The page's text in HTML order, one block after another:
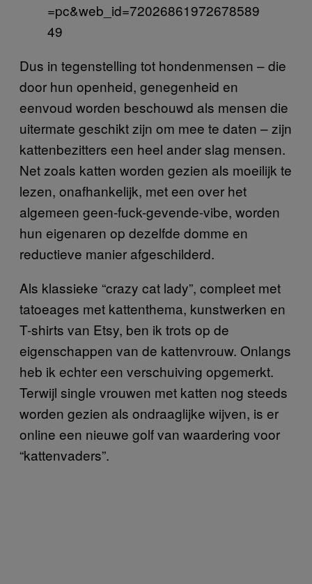
=pc&web_id=72026861972678589
49
Dus in tegenstelling tot hondenmensen – die
door hun openheid, genegenheid en
eenvoud worden beschouwd als mensen die
uitermate geschikt zijn om mee te daten – zijn
kattenbezitters een heel ander slag mensen.
Net zoals katten worden gezien als moeilijk te
lezen, onafhankelijk, met een over het
algemeen geen-fuck-gevende-vibe, worden
hun eigenaren op dezelfde domme en
reductieve manier afgeschilderd.
Als klassieke “crazy cat lady”, compleet met
tatoeages met kattenthema, kunstwerken en
T-shirts van Etsy, ben ik trots op de
eigenschappen van de kattenvrouw. Onlangs
heb ik echter een verschuiving opgemerkt.
Terwijl single vrouwen met katten nog steeds
worden gezien als ondraaglijke wijven, is er
online een nieuwe golf van waardering voor
“kattenvaders”.